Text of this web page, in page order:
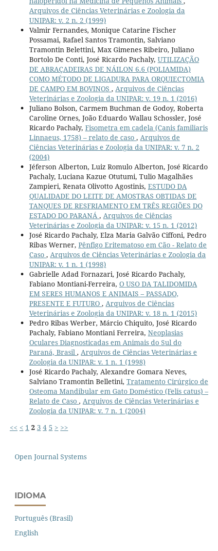
Arquivos de Ciências Veterinárias e Zoologia da
UNIPAR: v. 2 n. 2 (1999)
Valmir Fernandes, Monique Catarine Fischer
Possamai, Rafael Santos Tramontin, Salviano
Tramontin Belettini, Max Gimenes Ribeiro, Juliano
Bortolo De Conti, José Ricardo Pachaly, UTILIZAÇÃO
DE ABRAÇADEIRAS DE NÁILON 6.6 (POLIAMIDA)
COMO MÉTODO DE LIGADURA PARA ORQUIECTOMIA
DE CAMPO EM BOVINOS , Arquivos de Ciências
Veterinárias e Zoologia da UNIPAR: v. 19 n. 1 (2016)
Juliano Bolson, Carmem Buchman de Godoy, Roberta
Caroline Ornes, João Eduardo Wallau Schossler, José
Ricardo Pachaly, Fisometra em cadela (Canis familiaris
Linnaeus, 1758) – relato de caso , Arquivos de
Ciências Veterinárias e Zoologia da UNIPAR: v. 7 n. 2
(2004)
Jéferson Alberton, Luiz Romulo Alberton, José Ricardo
Pachaly, Luciana Kazue Otutumi, Tulio Magalhães
Zampieri, Renata Olivotto Agostinis, ESTUDO DA
QUALIDADE DO LEITE DE AMOSTRAS OBTIDAS DE
TANQUES DE RESFRIAMENTO EM TRÊS REGIÕES DO
ESTADO DO PARANÁ , Arquivos de Ciências
Veterinárias e Zoologia da UNIPAR: v. 15 n. 1 (2012)
José Ricardo Pachaly, Elza Maria Galvão Ciffoni, Pedro
Ribas Werner, Pênfigo Eritematoso em Cão - Relato de
Caso , Arquivos de Ciências Veterinárias e Zoologia da
UNIPAR: v. 1 n. 1 (1998)
Gabrielle Adad Fornazari, José Ricardo Pachaly,
Fabiano Montiani-Ferreira, O USO DA TALIDOMIDA
EM SERES HUMANOS E ANIMAIS – PASSADO,
PRESENTE E FUTURO , Arquivos de Ciências
Veterinárias e Zoologia da UNIPAR: v. 18 n. 1 (2015)
Pedro Ribas Werber, Márcio Chiquito, José Ricardo
Pachaly, Fabiano Montiani Ferreira, Neoplasias
Oculares Diagnosticadas em Animais do Sul do
Paraná, Brasil , Arquivos de Ciências Veterinárias e
Zoologia da UNIPAR: v. 1 n. 1 (1998)
José Ricardo Pachaly, Alexandre Gomara Neves,
Salviano Tramontin Belletini, Tratamento Cirúrgico de
Osteoma Mandibular em Gato Doméstico (Felis catus) –
Relato de Caso , Arquivos de Ciências Veterinárias e
Zoologia da UNIPAR: v. 7 n. 1 (2004)
<< < 1 2 3 4 5 > >>
Open Journal Systems
IDIOMA
Português (Brasil)
English